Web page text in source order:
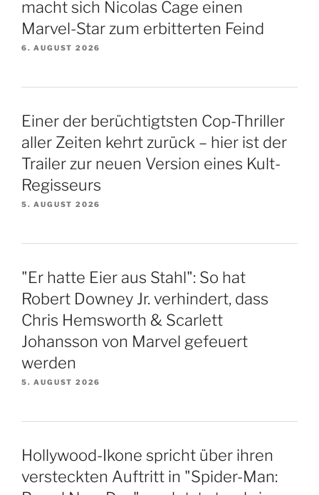
macht sich Nicolas Cage einen
Marvel-Star zum erbitterten Feind
6. AUGUST 2026
Einer der berüchtigtsten Cop-Thriller
aller Zeiten kehrt zurück – hier ist der
Trailer zur neuen Version eines Kult-
Regisseurs
5. AUGUST 2026
"Er hatte Eier aus Stahl": So hat
Robert Downey Jr. verhindert, dass
Chris Hemsworth & Scarlett
Johansson von Marvel gefeuert
werden
5. AUGUST 2026
Hollywood-Ikone spricht über ihren
versteckten Auftritt in "Spider-Man: